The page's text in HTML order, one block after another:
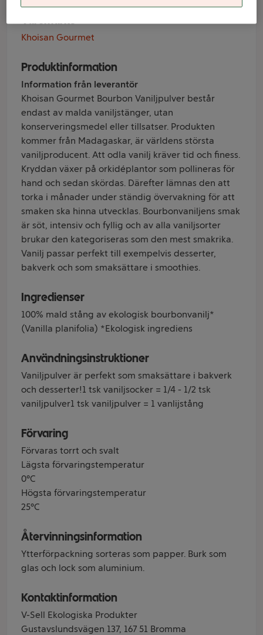
Varumärke
Khoisan Gourmet
Produktinformation
Information från leverantör
Khoisan Gourmet Bourbon Vaniljpulver består
endast av malda vaniljstänger, utan
konserveringsmedel eller tillsatser. Produkten
kommer från Madagaskar, är världens största
vaniljproducent. Att odla vanilj kräver tid och finess.
Kryddan växer på orkidéplantor som pollineras för
hand och sedan skördas. Därefter lämnas den att
torka i månader under ständig övervakning för att
smaken ska hinna utvecklas. Bourbonvaniljens smak
är söt, intensiv och fyllig och av alla vaniljsorter
brukar den kategoriseras som den mest smakrika.
Vanilj passar perfekt till exempelvis desserter,
bakverk och som smaksättare i smoothies.
Ingredienser
100% mald stång av ekologisk bourbonvanilj*
(Vanilla planifolia) *Ekologisk ingrediens
Användningsinstruktioner
Vaniljpulver är perfekt som smaksättare i bakverk
och desserter!1 tsk vaniljsocker = 1/4 - 1/2 tsk
vaniljpulver1 tsk vaniljpulver = 1 vanlijstång
Förvaring
Förvaras torrt och svalt
Lägsta förvaringstemperatur
0°C
Högsta förvaringstemperatur
25°C
Återvinningsinformation
Ytterförpackning sorteras som papper. Burk som
glas och lock som aluminium.
Kontaktinformation
V-Sell Ekologiska Produkter
Gustavslundsvägen 137, 167 51 Bromma